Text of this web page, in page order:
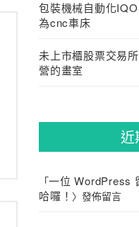
包裝機械自動化
為cnc車床
未上市櫃股票交易
營的畫室
近
「一位 WordPress
哈囉！ 〉發佈留言